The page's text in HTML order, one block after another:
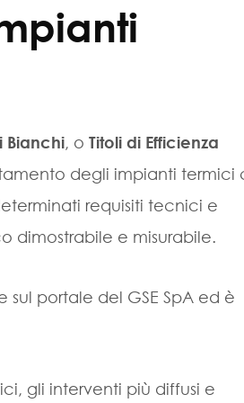
Bianchi, o Titoli di Efficienza
degli impianti termici
requisiti tecnici e
dimostrabile e misurabile.
sul portale del GSE SpA ed è
gli interventi più diffusi e